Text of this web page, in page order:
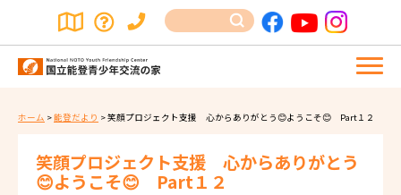
ホーム >能登だより >笑顔プロジェクト支援 心からありがとう😊ようこそ😊 Part１２
笑顔プロジェクト支援 心からありがとう
😊ようこそ😊 Part１２